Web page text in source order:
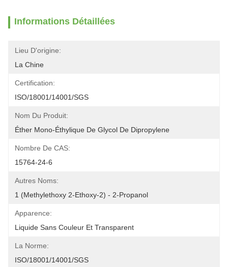
Informations Détaillées
Lieu D'origine:
La Chine
Certification:
ISO/18001/14001/SGS
Nom Du Produit:
Éther Mono-Éthylique De Glycol De Dipropylene
Nombre De CAS:
15764-24-6
Autres Noms:
1 (methylethoxy 2-Ethoxy-2) - 2-Propanol
Apparence:
Liquide Sans Couleur Et Transparent
La Norme:
ISO/18001/14001/SGS